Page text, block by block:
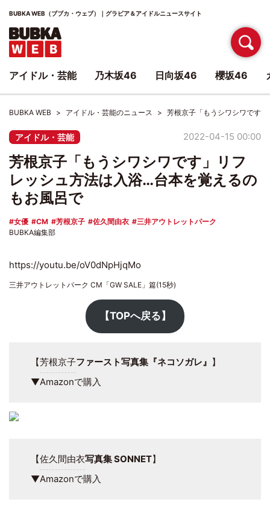
BUBKA WEB（ブブカ・ウェブ）｜グラビア＆アイドルニュースサイト
BUBKA WEB アイドル・芸能のニュース 芳根京子「もうシワシワです
アイドル・芸能 2022-04-15 00:00
芳根京子「もうシワシワです」リフ
レッシュ方法は入浴…台本を覚えるの
もお風呂で
女優 CM 芳根京子 佐久間由衣
三井アウトレットパーク
BUBKA編集部
https://youtu.be/oV0dNpHjqMo
三井アウトレットパーク CM「GW SALE」篇(15秒)
【TOPへ戻る】
【芳根京子ファースト写真集『ネコソガレ』 】
▼Amazonで購入
【佐久間由衣写真集 SONNET】
▼Amazonで購入
アイドル・芸能 乃木坂46 日向坂46 櫻坂46